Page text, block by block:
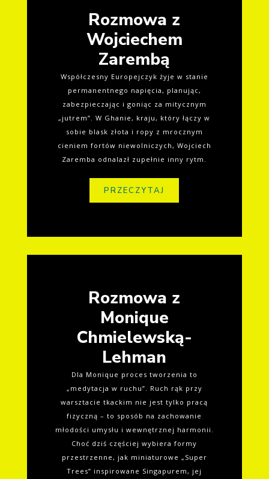
Rozmowa z
Wojciechem
Zarembą
Współczesny Europejczyk żyje w stanie
permanentnego napięcia, planując,
zabezpieczając i goniąc za mitycznym
„jutrem”. W Ghanie, kraju, który łączy w
sobie blask złota i ropy z mrocznym
cieniem fortów niewolniczych, Wojciech
Zaremba odnalazł zupełnie inny rytm.
PRZECZYTAJ
Rozmowa z
Monique
Chmielewską-
Lehman
Dla Monique proces tworzenia to
„medytacja w ruchu”. Ruch rąk przy
warsztacie tkackim nie jest tylko pracą
fizyczną – to sposób na zachowanie
młodości umysłu i wewnętrznej harmonii.
Choć dziś częściej wybiera formy
przestrzenne, jak miniaturowe „Super
Trees” inspirowane Singapurem, jej